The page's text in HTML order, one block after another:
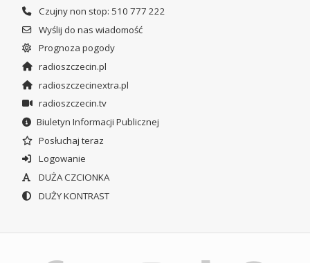
Czujny non stop: 510 777 222
Wyślij do nas wiadomość
Prognoza pogody
radioszczecin.pl
radioszczecinextra.pl
radioszczecin.tv
Biuletyn Informacji Publicznej
Posłuchaj teraz
Logowanie
DUŻA CZCIONKA
DUŻY KONTRAST